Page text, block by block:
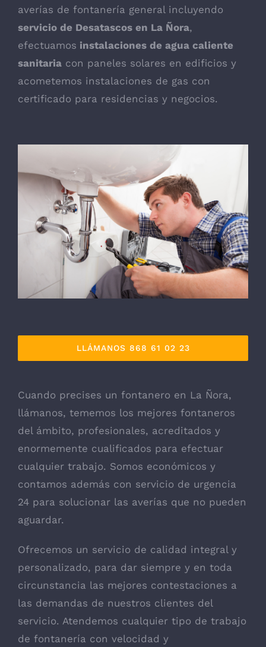
averías de fontanería general incluyendo
servicio de Desatascos en La Ñora,
efectuamos instalaciones de agua caliente
sanitaria con paneles solares en edificios y
acometemos instalaciones de gas con
certificado para residencias y negocios.
LLÁMANOS 868 61 02 23
Cuando precises un fontanero en La Ñora,
llámanos, tememos los mejores fontaneros
del ámbito, profesionales, acreditados y
enormemente cualificados para efectuar
cualquier trabajo. Somos económicos y
contamos además con servicio de urgencia
24 para solucionar las averías que no pueden
aguardar.
Ofrecemos un servicio de calidad integral y
personalizado, para dar siempre y en toda
circunstancia las mejores contestaciones a
las demandas de nuestros clientes del
servicio. Atendemos cualquier tipo de trabajo
de fontanería con velocidad y